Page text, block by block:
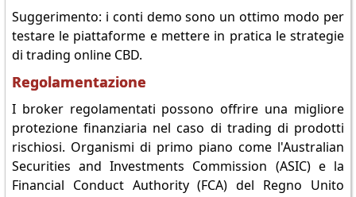
Suggerimento: i conti demo sono un ottimo modo per
testare le piattaforme e mettere in pratica le strategie
di trading online CBD.
Regolamentazione
I broker regolamentati possono offrire una migliore
protezione finanziaria nel caso di trading di prodotti
rischiosi. Organismi di primo piano come l'Australian
Securities and Investments Commission (ASIC) e la
Financial Conduct Authority (FCA) del Regno Unito